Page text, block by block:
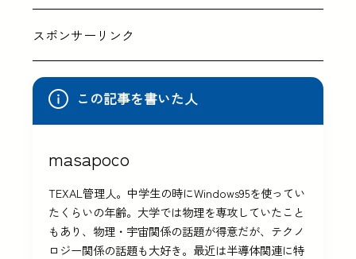
スポンサーリンク
この記事を書いた人
masapoco
TEXAL管理人。中学生の時にWindows95を使ってい
たくらいの年齢。大学では物理を専攻していたこと
もあり、物理・宇宙関係の話題が得意だが、テクノ
ロジー関係の話題も大好き。最近は半導体関連に特